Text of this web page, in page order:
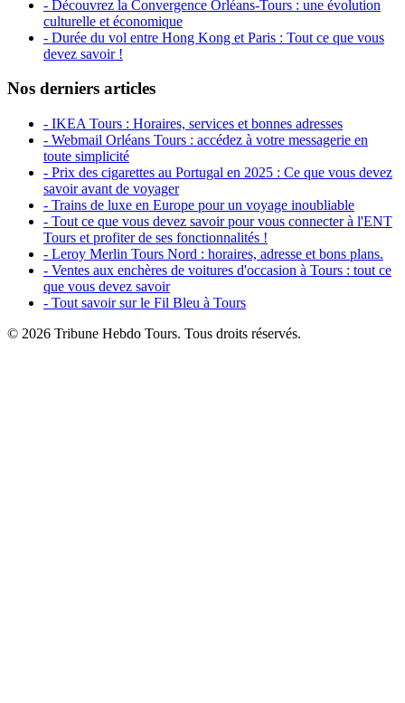
- Découvrez la Convergence Orléans-Tours : une évolution
culturelle et économique
- Durée du vol entre Hong Kong et Paris : Tout ce que vous
devez savoir !
Nos derniers articles
- IKEA Tours : Horaires, services et bonnes adresses
- Webmail Orléans Tours : accédez à votre messagerie en
toute simplicité
- Prix des cigarettes au Portugal en 2025 : Ce que vous devez
savoir avant de voyager
- Trains de luxe en Europe pour un voyage inoubliable
- Tout ce que vous devez savoir pour vous connecter à l'ENT
Tours et profiter de ses fonctionnalités !
- Leroy Merlin Tours Nord : horaires, adresse et bons plans.
- Ventes aux enchères de voitures d'occasion à Tours : tout ce
que vous devez savoir
- Tout savoir sur le Fil Bleu à Tours
© 2026 Tribune Hebdo Tours. Tous droits réservés.